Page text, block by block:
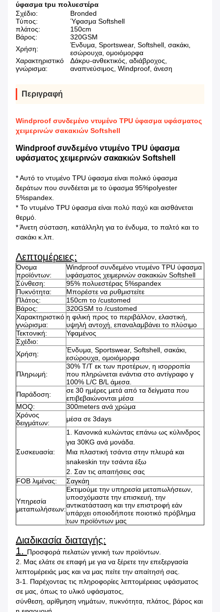
ύφασμα tpu πολυεστέρα
Σχέδιο:
Bronded
Τύπος:
Ύφασμα Softshell
πλάτος:
150cm
Βάρος:
320GSM
Χρήση:
Ένδυμα, Sportswear, Softshell, σακάκι,
εσώρουχα, ομοιόμορφα
Χαρακτηριστικό
γνώρισμα:
Δάκρυ-ανθεκτικός, αδιάβροχος,
αναπνεύσιμος, Windproof, άνεση
Περιγραφή
Windproof συνδεμένο ντυμένο TPU ύφασμα υφάσματος
χειμερινών σακακιών Softshell
Windproof συνδεμένο ντυμένο TPU ύφασμα
υφάσματος χειμερινών σακακιών Softshell
* Αυτό το ντυμένο TPU ύφασμα είναι πολικό ύφασμα
δεράτων που συνδέεται με το ύφασμα 95%polyester
5%spandex.
* Το ντυμένο TPU ύφασμα είναι πολύ παχύ και αισθάνεται
θερμό.
* Άνετη σύσταση, κατάλληλη για το ένδυμα, το παλτό και το
σακάκι κ.λπ.
Λεπτομέρειες:
Όνομα
προϊόντων:
Windproof συνδεμένο ντυμένο TPU ύφασμα
υφάσματος χειμερινών σακακιών Softshell
Σύνθεση:
95% πολυεστέρας 5%spandex
Πυκνότητα:
Μπορέστε να ρυθμιστείτε
Πλάτος:
150cm το /customed
Βάρος:
320GSM το /customed
Χαρακτηριστικό
γνώρισμα:
η φιλική προς το περιβάλλον, ελαστική,
υψηλή αντοχή, επαναλαμβάνει το πλύσιμο
Τεκτονική:
Υφαμένος
Σχέδιο:
Χρήση:
Ένδυμα, Sportswear, Softshell, σακάκι,
εσώρουχα, ομοιόμορφα
Πληρωμή:
30% T/T εκ των προτέρων, η ισορροπία
που πληρώνεται ενάντια στο αντίγραφο γ
100% L/C B/L άμεσα.
Παράδοση:
σε 30 ημέρες μετά από τα δείγματα που
επιβεβαιώνονται μέσα
MOQ:
300meters ανά χρώμα
Χρόνος
δειγμάτων:
μέσα σε 3days
Συσκευασία:
1. Κανονικά κυλώντας επάνω ως κύλινδρος
για 30KG ανά μονάδα.
Μια πλαστική τσάντα στην πλευρά και
snakeskin την τσάντα έξω
2. Σαν τις απαιτήσεις σας
FOB λιμένας:
Σαγκάη
Υπηρεσία
μεταπωλήσεων:
Εκτιμούμε την υπηρεσία μεταπωλήσεων,
υποσχόμαστε την επισκευή, την
αντικατάσταση και την επιστροφή εάν
υπάρχει οποιοδήποτε ποιοτικό πρόβλημα
των προϊόντων μας
Διαδικασία διαταγής:
1. Προσφορά πελατών γενική των προϊόντων.
2. Μας ελάτε σε επαφή με για να ξέρετε την επεξεργασία
λεπτομέρειάς μας και να μας πείτε την απαίτησή σας.
3-1. Παρέχοντας τις πληροφορίες λεπτομέρειας υφάσματος
σε μας, όπως το υλικό υφάσματος,
σύνθεση, αρίθμηση νημάτων, πυκνότητα, πλάτος, βάρος και